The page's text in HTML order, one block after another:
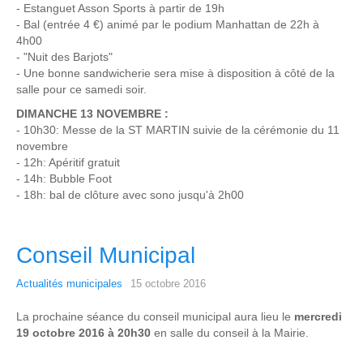
- Estanguet Asson Sports à partir de 19h
- Bal (entrée 4 €) animé par le podium Manhattan de 22h à
4h00
- "Nuit des Barjots"
- Une bonne sandwicherie sera mise à disposition à côté de la
salle pour ce samedi soir.
DIMANCHE 13 NOVEMBRE :
- 10h30: Messe de la ST MARTIN suivie de la cérémonie du 11
novembre
- 12h: Apéritif gratuit
- 14h: Bubble Foot
- 18h: bal de clôture avec sono jusqu'à 2h00
Conseil Municipal
Actualités municipales 15 octobre 2016
La prochaine séance du conseil municipal aura lieu le mercredi
19 octobre 2016 à 20h30 en salle du conseil à la Mairie.